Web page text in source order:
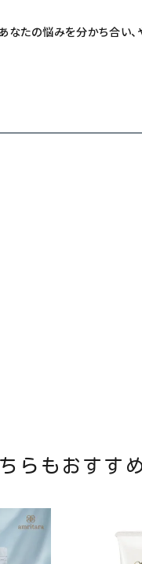
なたの悩みを分かち合
らもおすす